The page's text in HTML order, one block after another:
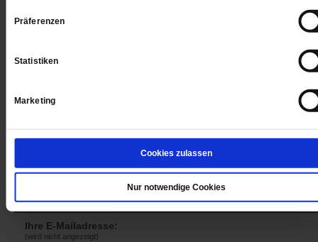
Präferenzen
Statistiken
Marketing
Cookies zulassen
Nur notwendige Cookies
Datum der Erstveröffentlichung: 26.05.2017
Kommentare und Leserbriefe
Ihre E-Mailadresse:
(wird nicht angezeigt)